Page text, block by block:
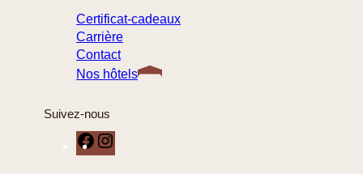
Certificat-cadeaux
Carrière
Contact
Nos hôtels
Suivez-nous
F
a
n